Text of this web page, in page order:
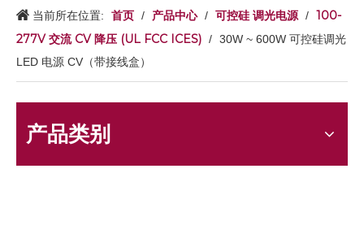
当前所在位置: 首页 / 产品中心 / 可控硅 调光电源 / 100-
277V 交流 CV 降压 (UL FCC ICES) / 30W ~ 600W 可控硅调光
LED 电源 CV（带接线盒）
产品类别